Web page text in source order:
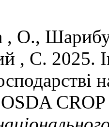
, О.,
, С. 2025.